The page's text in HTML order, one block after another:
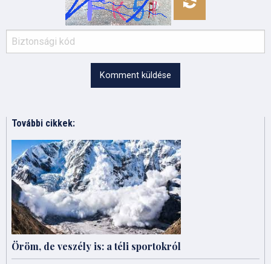
Komment küldése
További cikkek:
Öröm, de veszély is: a téli sportokról